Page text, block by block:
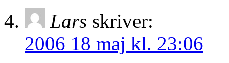
Lars skriver:
2006 18 maj kl. 23:06